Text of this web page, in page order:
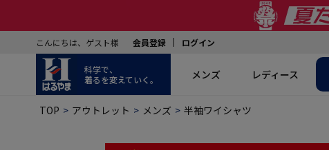
こんにちは、ゲスト様 会員登録 ログイン
科学で、
着るを変えていく。
メンズ レディース
TOP アウトレット メンズ 半袖ワイシャツ